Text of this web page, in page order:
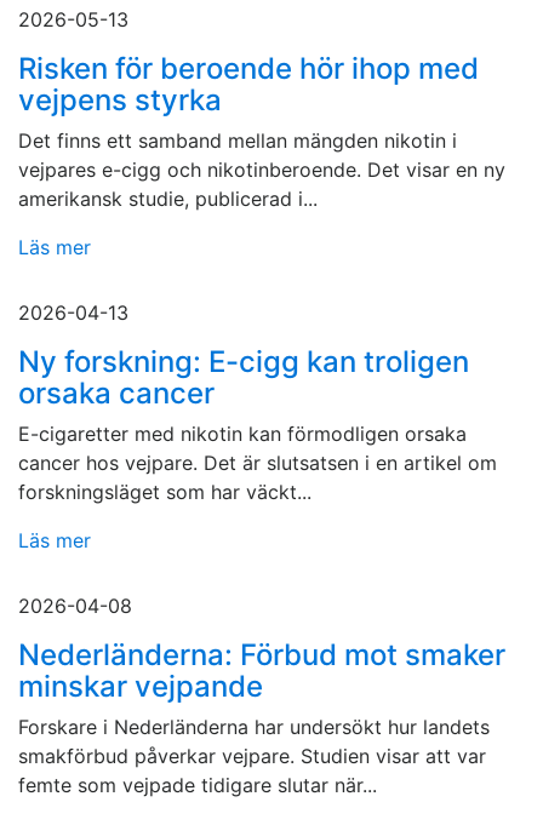
2026-05-13
Risken för beroende hör ihop med
vejpens styrka
Det finns ett samband mellan mängden nikotin i
vejpares e-cigg och nikotinberoende. Det visar en ny
amerikansk studie, publicerad i...
Läs mer
2026-04-13
Ny forskning: E-cigg kan troligen
orsaka cancer
E-cigaretter med nikotin kan förmodligen orsaka
cancer hos vejpare. Det är slutsatsen i en artikel om
forskningsläget som har väckt...
Läs mer
2026-04-08
Nederländerna: Förbud mot smaker
minskar vejpande
Forskare i Nederländerna har undersökt hur landets
smakförbud påverkar vejpare. Studien visar att var
femte som vejpade tidigare slutar när...